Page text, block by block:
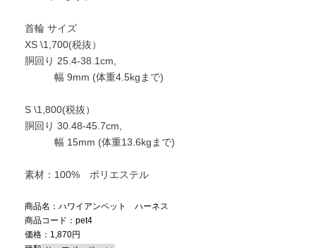
首輪 サイズ
XS \1,700(税抜）
胴回り 25.4-38.1cm,
幅 9mm (体重4.5kgまで)
S \1,800(税抜）
胴回り 30.48-45.7cm,
幅 15mm (体重13.6kgまで)
素材：100% ポリエステル
商品名：ハワイアンペット ハーネス
商品コード：pet4
価格：1,870円